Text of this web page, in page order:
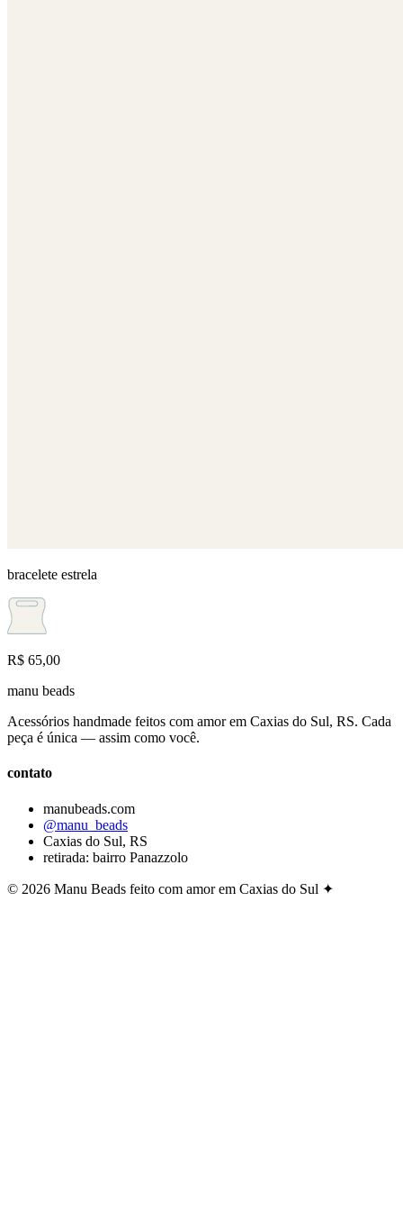
bracelete estrela
R$ 65,00
manu beads
Acessórios handmade feitos com amor em Caxias do Sul, RS. Cada
peça é única — assim como você.
contato
manubeads.com
@manu_beads
Caxias do Sul, RS
retirada: bairro Panazzolo
© 2026 Manu Beads feito com amor em Caxias do Sul ✦